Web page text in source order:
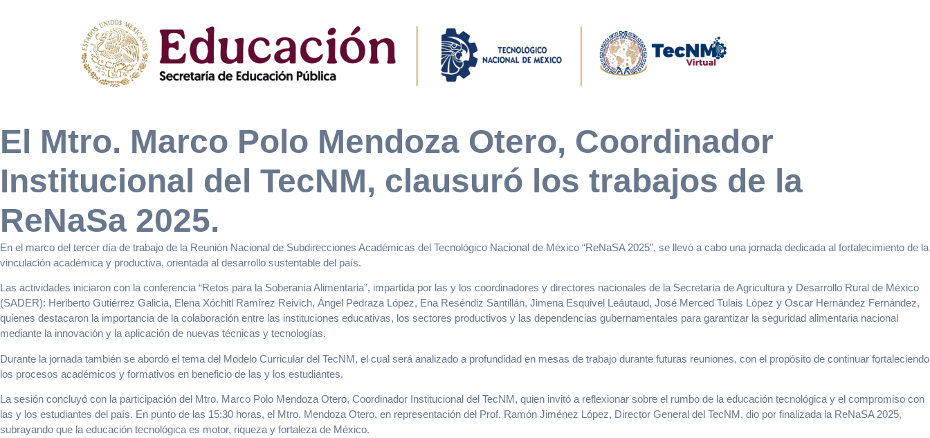
El Mtro. Marco Polo Mendoza Otero, Coordinador
Institucional del TecNM, clausuró los trabajos de la
ReNaSa 2025.
En el marco del tercer día de trabajo de la Reunión Nacional de Subdirecciones Académicas del Tecnológico Nacional de México “ReNaSA 2025”, se llevó a cabo una jornada dedicada al fortalecimiento de la
vinculación académica y productiva, orientada al desarrollo sustentable del país.
Las actividades iniciaron con la conferencia “Retos para la Soberanía Alimentaria”, impartida por las y los coordinadores y directores nacionales de la Secretaría de Agricultura y Desarrollo Rural de México
(SADER): Heriberto Gutiérrez Galicia, Elena Xóchitl Ramírez Reivich, Ángel Pedraza López, Ena Reséndiz Santillán, Jimena Esquivel Leáutaud, José Merced Tulais López y Oscar Hernández Fernández,
quienes destacaron la importancia de la colaboración entre las instituciones educativas, los sectores productivos y las dependencias gubernamentales para garantizar la seguridad alimentaria nacional
mediante la innovación y la aplicación de nuevas técnicas y tecnologías.
Durante la jornada también se abordó el tema del Modelo Curricular del TecNM, el cual será analizado a profundidad en mesas de trabajo durante futuras reuniones, con el propósito de continuar fortaleciendo
los procesos académicos y formativos en beneficio de las y los estudiantes.
La sesión concluyó con la participación del Mtro. Marco Polo Mendoza Otero, Coordinador Institucional del TecNM, quien invitó a reflexionar sobre el rumbo de la educación tecnológica y el compromiso con
las y los estudiantes del país. En punto de las 15:30 horas, el Mtro. Mendoza Otero, en representación del Prof. Ramón Jiménez López, Director General del TecNM, dio por finalizada la ReNaSA 2025,
subrayando que la educación tecnológica es motor, riqueza y fortaleza de México.